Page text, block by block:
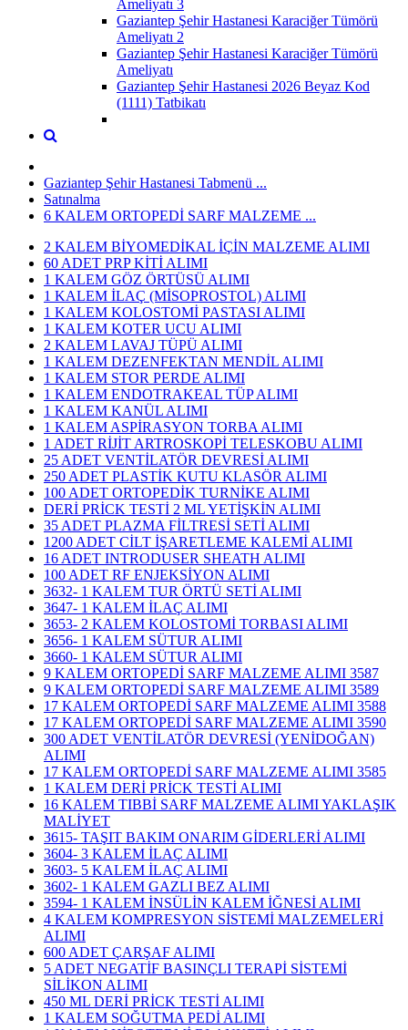
Ameliyatı 3
Gaziantep Şehir Hastanesi Karaciğer Tümörü
Ameliyatı 2
Gaziantep Şehir Hastanesi Karaciğer Tümörü
Ameliyatı
Gaziantep Şehir Hastanesi 2026 Beyaz Kod
(1111) Tatbikatı
Gaziantep Şehir Hastanesi Tabmenü ...
Satınalma
6 KALEM ORTOPEDİ SARF MALZEME ...
2 KALEM BİYOMEDİKAL İÇİN MALZEME ALIMI
60 ADET PRP KİTİ ALIMI
1 KALEM GÖZ ÖRTÜSÜ ALIMI
1 KALEM İLAÇ (MİSOPROSTOL) ALIMI
1 KALEM KOLOSTOMİ PASTASI ALIMI
1 KALEM KOTER UCU ALIMI
2 KALEM LAVAJ TÜPÜ ALIMI
1 KALEM DEZENFEKTAN MENDİL ALIMI
1 KALEM STOR PERDE ALIMI
1 KALEM ENDOTRAKEAL TÜP ALIMI
1 KALEM KANÜL ALIMI
1 KALEM ASPİRASYON TORBA ALIMI
1 ADET RİJİT ARTROSKOPİ TELESKOBU ALIMI
25 ADET VENTİLATÖR DEVRESİ ALIMI
250 ADET PLASTİK KUTU KLASÖR ALIMI
100 ADET ORTOPEDİK TURNİKE ALIMI
DERİ PRİCK TESTİ 2 ML YETİŞKİN ALIMI
35 ADET PLAZMA FİLTRESİ SETİ ALIMI
1200 ADET CİLT İŞARETLEME KALEMİ ALIMI
16 ADET INTRODUSER SHEATH ALIMI
100 ADET RF ENJEKSİYON ALIMI
3632- 1 KALEM TUR ÖRTÜ SETİ ALIMI
3647- 1 KALEM İLAÇ ALIMI
3653- 2 KALEM KOLOSTOMİ TORBASI ALIMI
3656- 1 KALEM SÜTUR ALIMI
3660- 1 KALEM SÜTUR ALIMI
9 KALEM ORTOPEDİ SARF MALZEME ALIMI 3587
9 KALEM ORTOPEDİ SARF MALZEME ALIMI 3589
17 KALEM ORTOPEDİ SARF MALZEME ALIMI 3588
17 KALEM ORTOPEDİ SARF MALZEME ALIMI 3590
300 ADET VENTİLATÖR DEVRESİ (YENİDOĞAN)
ALIMI
17 KALEM ORTOPEDİ SARF MALZEME ALIMI 3585
1 KALEM DERİ PRİCK TESTİ ALIMI
16 KALEM TIBBİ SARF MALZEME ALIMI YAKLAŞIK
MALİYET
3615- TAŞIT BAKIM ONARIM GİDERLERİ ALIMI
3604- 3 KALEM İLAÇ ALIMI
3603- 5 KALEM İLAÇ ALIMI
3602- 1 KALEM GAZLI BEZ ALIMI
3594- 1 KALEM İNSÜLİN KALEM İĞNESİ ALIMI
4 KALEM KOMPRESYON SİSTEMİ MALZEMELERİ
ALIMI
600 ADET ÇARŞAF ALIMI
5 ADET NEGATİF BASINÇLI TERAPİ SİSTEMİ
SİLİKON ALIMI
450 ML DERİ PRİCK TESTİ ALIMI
1 KALEM SOĞUTMA PEDİ ALIMI